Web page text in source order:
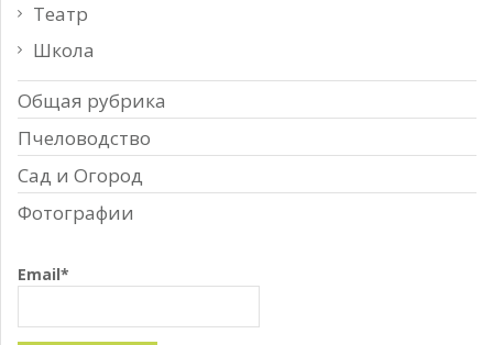
Театр
Школа
Общая рубрика
Пчеловодство
Сад и Огород
Фотографии
Email*